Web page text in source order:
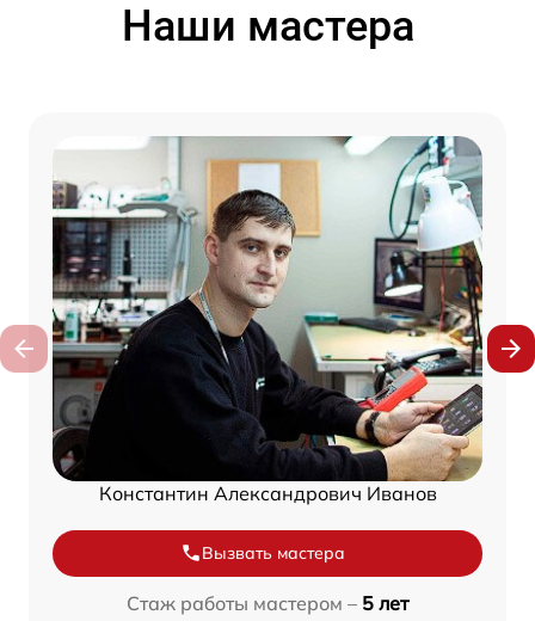
Наши мастера
Константин Александрович Иванов
Вызвать мастера
Стаж работы мастером – 5 лет